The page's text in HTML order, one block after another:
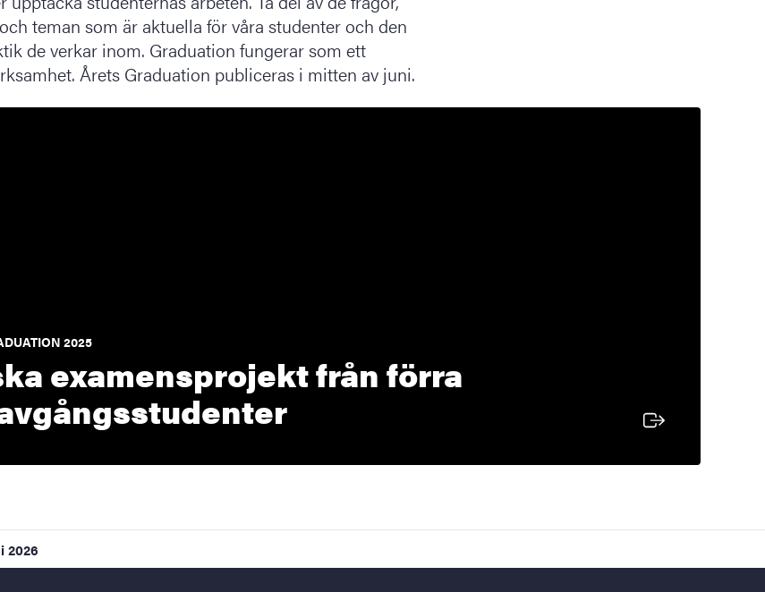
teman som är aktuella för våra studenter och den
de verkar inom. Graduation fungerar som ett
Årets Graduation publiceras i mitten av juni.
2025
examensprojekt från förra
Extern länk
2026